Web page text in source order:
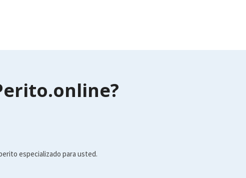
especializado para usted.